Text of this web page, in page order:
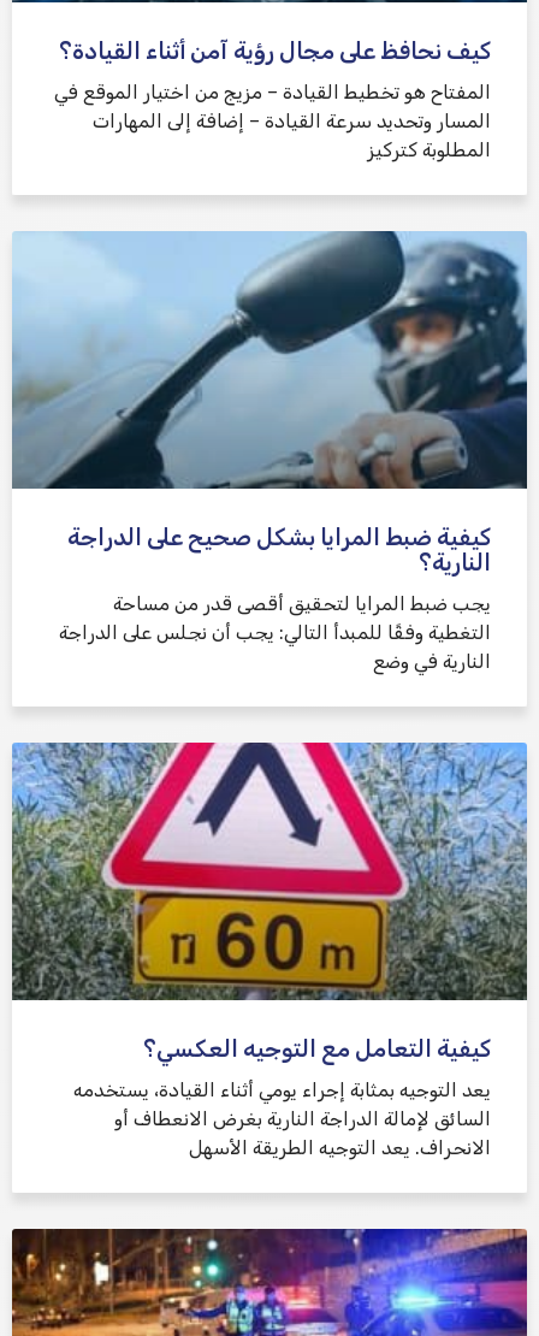
كيف نحافظ على مجال رؤية آمن أثناء القيادة؟
المفتاح هو تخطيط القيادة – مزيج من اختيار الموقع في
المسار وتحديد سرعة القيادة – إضافة إلى المهارات
المطلوبة كتركيز
كيفية ضبط المرايا بشكل صحيح على الدراجة
النارية؟
يجب ضبط المرايا لتحقيق أقصى قدر من مساحة
التغطية وفقًا للمبدأ التالي: يجب أن نجلس على الدراجة
النارية في وضع
كيفية التعامل مع التوجيه العكسي؟
يعد التوجيه بمثابة إجراء يومي أثناء القيادة، يستخدمه
السائق لإمالة الدراجة النارية بغرض الانعطاف أو
الانحراف. يعد التوجيه الطريقة الأسهل